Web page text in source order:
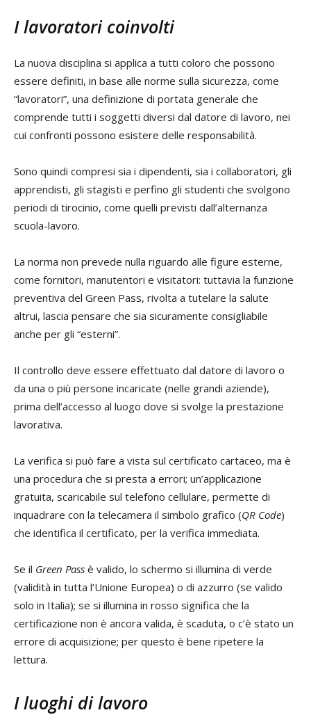
I lavoratori coinvolti
La nuova disciplina si applica a tutti coloro che possono
essere definiti, in base alle norme sulla sicurezza, come
“lavoratori”, una definizione di portata generale che
comprende tutti i soggetti diversi dal datore di lavoro, nei
cui confronti possono esistere delle responsabilità.
Sono quindi compresi sia i dipendenti, sia i collaboratori, gli
apprendisti, gli stagisti e perfino gli studenti che svolgono
periodi di tirocinio, come quelli previsti dall’alternanza
scuola-lavoro.
La norma non prevede nulla riguardo alle figure esterne,
come fornitori, manutentori e visitatori: tuttavia la funzione
preventiva del Green Pass, rivolta a tutelare la salute
altrui, lascia pensare che sia sicuramente consigliabile
anche per gli “esterni”.
Il controllo deve essere effettuato dal datore di lavoro o
da una o più persone incaricate (nelle grandi aziende),
prima dell’accesso al luogo dove si svolge la prestazione
lavorativa.
La verifica si può fare a vista sul certificato cartaceo, ma è
una procedura che si presta a errori; un’applicazione
gratuita, scaricabile sul telefono cellulare, permette di
inquadrare con la telecamera il simbolo grafico (QR Code)
che identifica il certificato, per la verifica immediata.
Se il Green Pass è valido, lo schermo si illumina di verde
(validità in tutta l’Unione Europea) o di azzurro (se valido
solo in Italia); se si illumina in rosso significa che la
certificazione non è ancora valida, è scaduta, o c’è stato un
errore di acquisizione; per questo è bene ripetere la
lettura.
I luoghi di lavoro